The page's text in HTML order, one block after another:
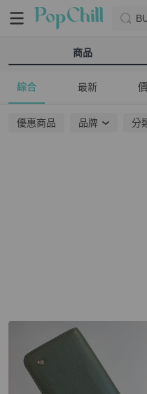
商品
綜合 最新
優惠商品 品牌 分